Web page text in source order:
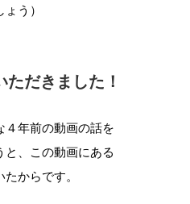
う）
ただきました！
４年前の動画の話を
と、この動画にある
からです。